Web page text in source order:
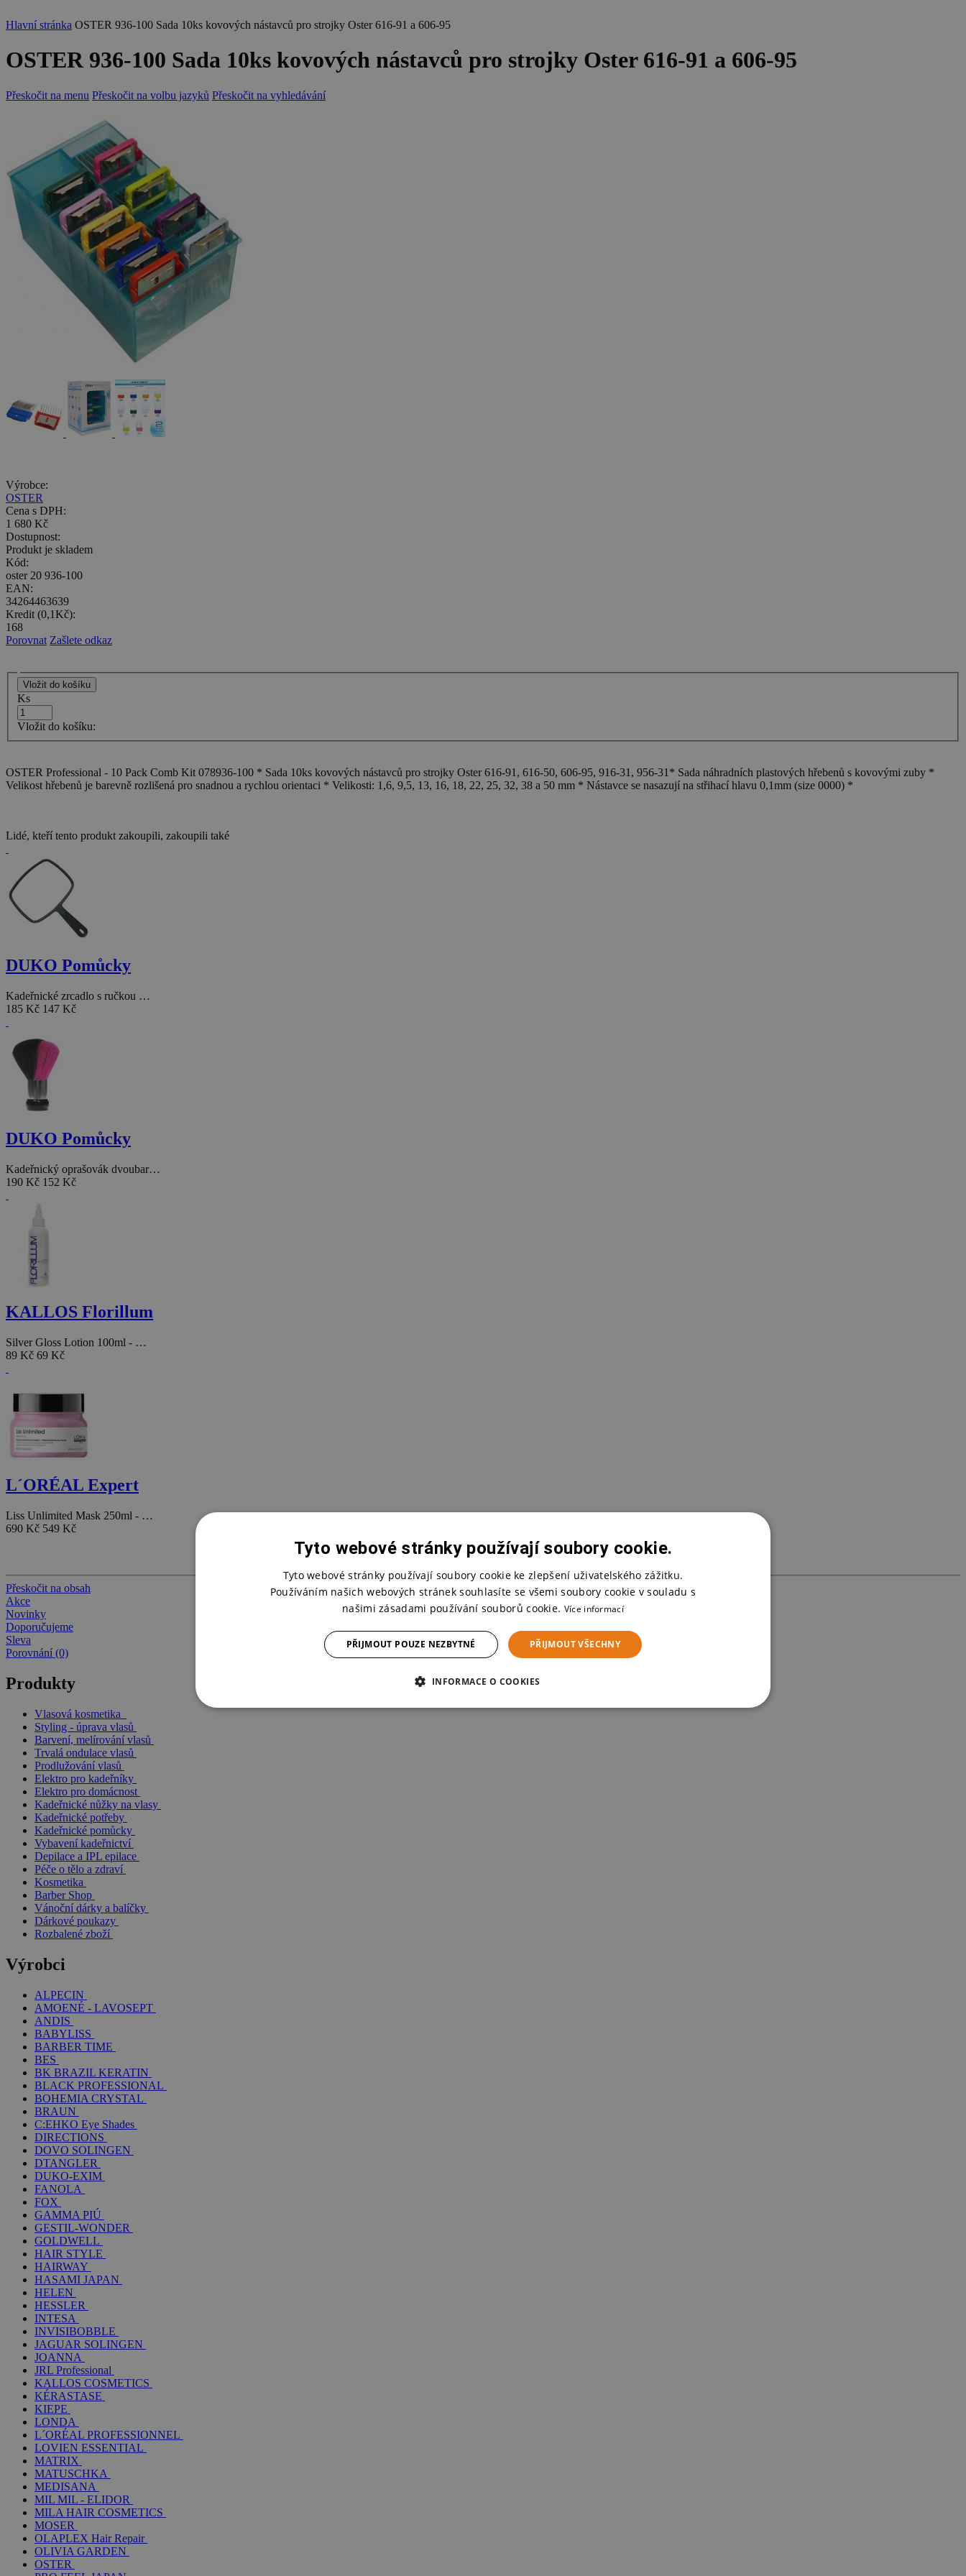
Hlavní stránka OSTER 936-100 Sada 10ks kovových nástavců pro strojky Oster 616-91 a 606-95
OSTER 936-100 Sada 10ks kovových nástavců pro strojky Oster 616-91 a 606-95
Přeskočit na menu Přeskočit na volbu jazyků Přeskočit na vyhledávání
Výrobce:
OSTER
Cena s DPH:
1 680 Kč
Dostupnost:
Produkt je skladem
Kód:
oster 20 936-100
EAN:
34264463639
Kredit (0,1Kč):
168
Porovnat Zašlete odkaz
Ks
Vložit do košíku:
OSTER Professional - 10 Pack Comb Kit 078936-100 * Sada 10ks kovových nástavců pro strojky Oster 616-91, 616-50, 606-95, 916-31, 956-31* Sada náhradních plastových hřebenů s kovovými zuby *
Velikost hřebenů je barevně rozlišená pro snadnou a rychlou orientaci * Velikosti: 1,6, 9,5, 13, 16, 18, 22, 25, 32, 38 a 50 mm * Nástavce se nasazují na střihací hlavu 0,1mm (size 0000) *
Lidé, kteří tento produkt zakoupili, zakoupili také
DUKO Pomůcky
Kadeřnické zrcadlo s ručkou …
185 Kč 147 Kč
DUKO Pomůcky
Kadeřnický oprašovák dvoubar…
190 Kč 152 Kč
KALLOS Florillum
Silver Gloss Lotion 100ml - …
89 Kč 69 Kč
L´ORÉAL Expert
Liss Unlimited Mask 250ml - …
690 Kč 549 Kč
Přeskočit na obsah
Akce
Novinky
Doporučujeme
Sleva
Porovnání (0)
Produkty
Vlasová kosmetika
Styling - úprava vlasů
Barvení, melírování vlasů
Trvalá ondulace vlasů
Prodlužování vlasů
Elektro pro kadeřníky
Elektro pro domácnost
Kadeřnické nůžky na vlasy
Kadeřnické potřeby
Kadeřnické pomůcky
Vybavení kadeřnictví
Depilace a IPL epilace
Péče o tělo a zdraví
Kosmetika
Barber Shop
Vánoční dárky a balíčky
Dárkové poukazy
Rozbalené zboží
Výrobci
ALPECIN
AMOENÉ - LAVOSEPT
ANDIS
BABYLISS
BARBER TIME
BES
BK BRAZIL KERATIN
BLACK PROFESSIONAL
BOHEMIA CRYSTAL
BRAUN
C:EHKO Eye Shades
DIRECTIONS
DOVO SOLINGEN
DTANGLER
DUKO-EXIM
FANOLA
FOX
GAMMA PIÚ
GESTIL-WONDER
GOLDWELL
HAIR STYLE
HAIRWAY
HASAMI JAPAN
HELEN
HESSLER
INTESA
INVISIBOBBLE
JAGUAR SOLINGEN
JOANNA
JRL Professional
KALLOS COSMETICS
KÉRASTASE
KIEPE
LONDA
L´ORÉAL PROFESSIONNEL
LOVIEN ESSENTIAL
MATRIX
MATUSCHKA
MEDISANA
MIL MIL - ELIDOR
MILA HAIR COSMETICS
MOSER
OLAPLEX Hair Repair
OLIVIA GARDEN
OSTER
Tyto webové stránky používají soubory cookie.
Tyto webové stránky používají soubory cookie ke zlepšení uživatelského zážitku.
Používáním našich webových stránek souhlasíte se všemi soubory cookie v souladu s
našimi zásadami používání souborů cookie. Více informací
PŘIJMOUT VŠECHNY
PŘIJMOUT POUZE NEZBYTNÉ
INFORMACE O COOKIES